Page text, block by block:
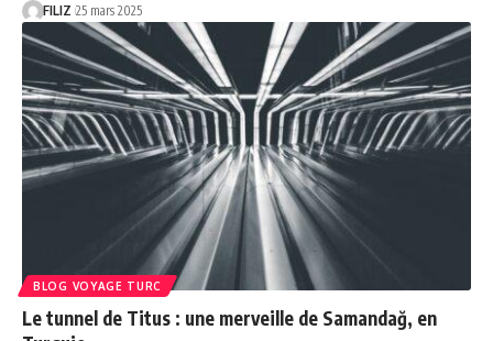
FILIZ 25 mars 2025
BLOG VOYAGE TURC
Le tunnel de Titus : une merveille de Samandağ, en